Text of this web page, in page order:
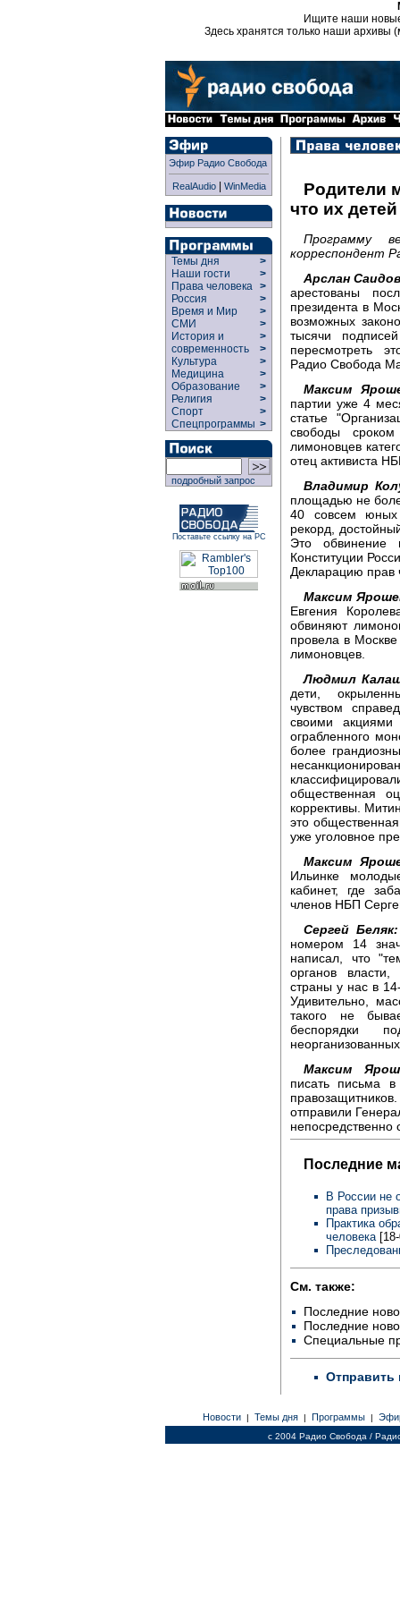
Ищите наши
Здесь хранятся только наши архивы
Эфир Радио Свобода
RealAudio| WinMedia
Темы дня
>
Наши гости
>
Права человека >
Россия
>
Время и Мир
>
СМИ
>
История и
современность
>
>
Культура
>
Медицина
>
Образование
>
Религия
>
Спорт
>
Спецпрограммы >
подробный запрос
Поставьте ссылку на РС
Родители
что их
Программу
корреспондент
Арслан
арестованы
президента в
возможных
тысячи
пересмотреть
Радио Свобода
Максим
партии уже 4
статье
свободы
лимоновцев
отец активиста
Владимир
площадью не
40 совсем юных
рекорд,
Это обвинение
Конституции
Декларацию прав
Максим
Евгения
обвиняют
провела в
лимоновцев.
Людмил
дети,
чувством
своими акциями
ограбленного
более
общественная
коррективы.
это
уже уголовное
Максим
Ильинке
кабинет, где
членов НБП
Сергей Беляк:
номером 14
написал, что
органов власти,
страны у нас в
Удивительно,
такого не
беспорядки
Максим
писать письма
отправили
непосредственно
Последние
В России не
права
Практика
человека
См. также:
Последние
Последние
Специальные
Отправить
Новости | Темы дня | Программы |
c 2004 Радио Свобода /